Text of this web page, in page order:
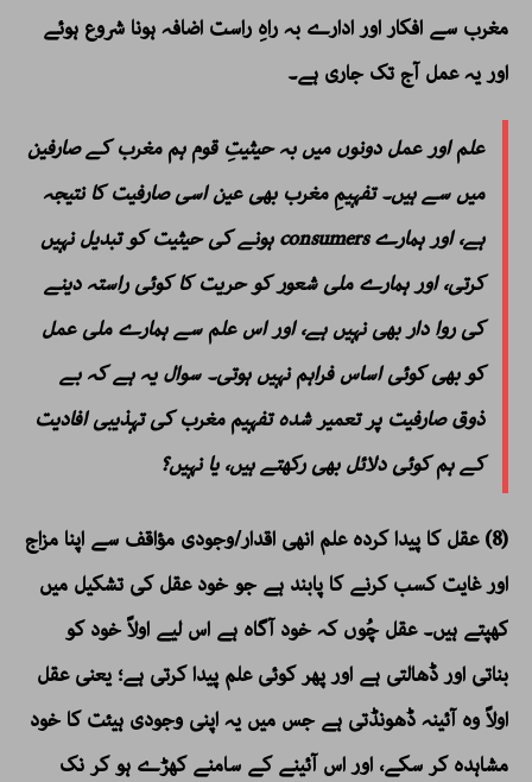
مغرب سے افکار اور ادارے بہ راہِ راست اضافہ ہونا شروع ہوئے
اور یہ عمل آج تک جاری ہے۔
علم اور عمل دونوں میں بہ حیثیتِ قوم ہم مغرب کے صارفین
میں سے ہیں۔ تفہیمِ مغرب بھی عین اسی صارفیت کا نتیجہ
ہے، اور ہمارے consumers ہونے کی حیثیت کو تبدیل نہیں
کرتی، اور ہمارے ملی شعور کو حریت کا کوئی راستہ دینے
کی روا دار بھی نہیں ہے، اور اس علم سے ہمارے ملی عمل
کو بھی کوئی اساس فراہم نہیں ہوتی۔ سوال یہ ہے کہ بے
ذوق صارفیت پر تعمیر شدہ تفہیم مغرب کی تہذیبی افادیت
کے ہم کوئی دلائل بھی رکھتے ہیں، یا نہیں؟
(8) عقل کا پیدا کردہ علم انھی اقدار/وجودی مؤاقف سے اپنا مزاج
اور غایت کسب کرنے کا پابند ہے جو خود عقل کی تشکیل میں
کھپتے ہیں۔ عقل چُوں کہ خود آگاہ ہے اس لیے اولاً خود کو
بناتی اور ڈھالتی ہے اور پھر کوئی علم پیدا کرتی ہے؛ یعنی عقل
اولاً وہ آئینہ ڈھونڈتی ہے جس میں یہ اپنی وجودی ہیئت کا خود
مشاہدہ کر سکے، اور اس آئینے کے سامنے کھڑے ہو کر نک